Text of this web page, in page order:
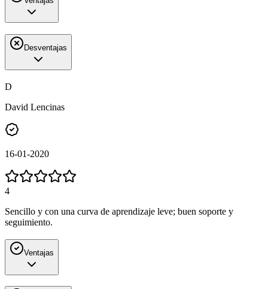
Desventajas
D
David Lencinas
16-01-2020
4
Sencillo y con una curva de aprendizaje leve; buen soporte y
seguimiento.
Ventajas